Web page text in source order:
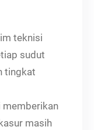
teknisi
sudut
tingkat
memberikan
masih